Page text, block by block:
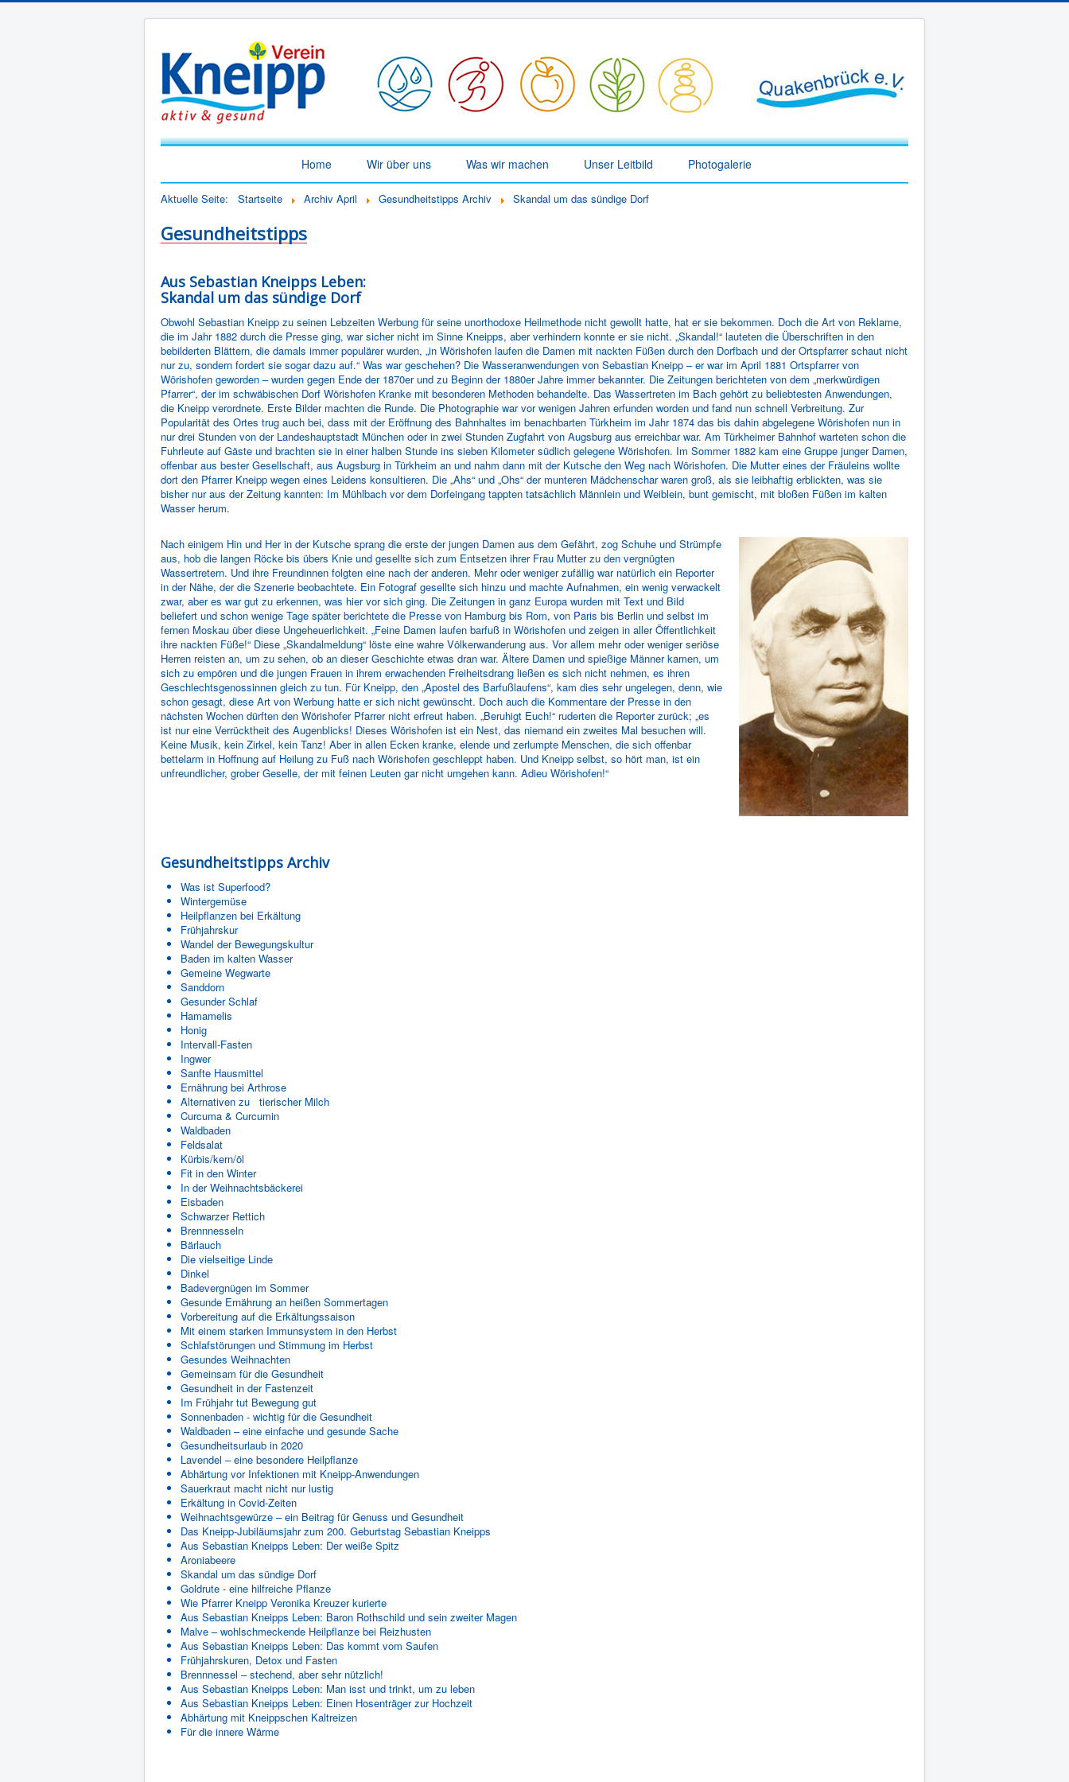
Home Wir über uns Was wir machen Unser Leitbild Photogalerie
Aktuelle Seite: Startseite Archiv April Gesundheitstipps Archiv Skandal um das sündige Dorf
Gesundheitstipps
Aus Sebastian Kneipps Leben:
Skandal um das sündige Dorf
Obwohl Sebastian Kneipp zu seinen Lebzeiten Werbung für seine unorthodoxe Heilmethode nicht gewollt hatte, hat er sie bekommen. Doch die Art von Reklame,
die im Jahr 1882 durch die Presse ging, war sicher nicht im Sinne Kneipps, aber verhindern konnte er sie nicht. „Skandal!“ lauteten die Überschriften in den
bebilderten Blättern, die damals immer populärer wurden, „in Wörishofen laufen die Damen mit nackten Füßen durch den Dorfbach und der Ortspfarrer schaut nicht
nur zu, sondern fordert sie sogar dazu auf.“ Was war geschehen? Die Wasseranwendungen von Sebastian Kneipp – er war im April 1881 Ortspfarrer von
Wörishofen geworden – wurden gegen Ende der 1870er und zu Beginn der 1880er Jahre immer bekannter. Die Zeitungen berichteten von dem „merkwürdigen
Pfarrer“, der im schwäbischen Dorf Wörishofen Kranke mit besonderen Methoden behandelte. Das Wassertreten im Bach gehört zu beliebtesten Anwendungen,
die Kneipp verordnete. Erste Bilder machten die Runde. Die Photographie war vor wenigen Jahren erfunden worden und fand nun schnell Verbreitung. Zur
Popularität des Ortes trug auch bei, dass mit der Eröffnung des Bahnhaltes im benachbarten Türkheim im Jahr 1874 das bis dahin abgelegene Wörishofen nun in
nur drei Stunden von der Landeshauptstadt München oder in zwei Stunden Zugfahrt von Augsburg aus erreichbar war. Am Türkheimer Bahnhof warteten schon die
Fuhrleute auf Gäste und brachten sie in einer halben Stunde ins sieben Kilometer südlich gelegene Wörishofen. Im Sommer 1882 kam eine Gruppe junger Damen,
offenbar aus bester Gesellschaft, aus Augsburg in Türkheim an und nahm dann mit der Kutsche den Weg nach Wörishofen. Die Mutter eines der Fräuleins wollte
dort den Pfarrer Kneipp wegen eines Leidens konsultieren. Die „Ahs“ und „Ohs“ der munteren Mädchenschar waren groß, als sie leibhaftig erblickten, was sie
bisher nur aus der Zeitung kannten: Im Mühlbach vor dem Dorfeingang tappten tatsächlich Männlein und Weiblein, bunt gemischt, mit bloßen Füßen im kalten
Wasser herum.
Nach einigem Hin und Her in der Kutsche sprang die erste der jungen Damen aus dem Gefährt, zog Schuhe und Strümpfe
aus, hob die langen Röcke bis übers Knie und gesellte sich zum Entsetzen ihrer Frau Mutter zu den vergnügten
Wassertretern. Und ihre Freundinnen folgten eine nach der anderen. Mehr oder weniger zufällig war natürlich ein Reporter
in der Nähe, der die Szenerie beobachtete. Ein Fotograf gesellte sich hinzu und machte Aufnahmen, ein wenig verwackelt
zwar, aber es war gut zu erkennen, was hier vor sich ging. Die Zeitungen in ganz Europa wurden mit Text und Bild
beliefert und schon wenige Tage später berichtete die Presse von Hamburg bis Rom, von Paris bis Berlin und selbst im
fernen Moskau über diese Ungeheuerlichkeit. „Feine Damen laufen barfuß in Wörishofen und zeigen in aller Öffentlichkeit
ihre nackten Füße!“ Diese „Skandalmeldung“ löste eine wahre Völkerwanderung aus. Vor allem mehr oder weniger seriöse
Herren reisten an, um zu sehen, ob an dieser Geschichte etwas dran war. Ältere Damen und spießige Männer kamen, um
sich zu empören und die jungen Frauen in ihrem erwachenden Freiheitsdrang ließen es sich nicht nehmen, es ihren
Geschlechtsgenossinnen gleich zu tun. Für Kneipp, den „Apostel des Barfußlaufens“, kam dies sehr ungelegen, denn, wie
schon gesagt, diese Art von Werbung hatte er sich nicht gewünscht. Doch auch die Kommentare der Presse in den
nächsten Wochen dürften den Wörishofer Pfarrer nicht erfreut haben. „Beruhigt Euch!“ ruderten die Reporter zurück; „es
ist nur eine Verrücktheit des Augenblicks! Dieses Wörishofen ist ein Nest, das niemand ein zweites Mal besuchen will.
Keine Musik, kein Zirkel, kein Tanz! Aber in allen Ecken kranke, elende und zerlumpte Menschen, die sich offenbar
bettelarm in Hoffnung auf Heilung zu Fuß nach Wörishofen geschleppt haben. Und Kneipp selbst, so hört man, ist ein
unfreundlicher, grober Geselle, der mit feinen Leuten gar nicht umgehen kann. Adieu Wörishofen!“
Gesundheitstipps Archiv
Was ist Superfood?
Wintergemüse
Heilpflanzen bei Erkältung
Frühjahrskur
Wandel der Bewegungskultur
Baden im kalten Wasser
Gemeine Wegwarte
Sanddorn
Gesunder Schlaf
Hamamelis
Honig
Intervall-Fasten
Ingwer
Sanfte Hausmittel
Ernährung bei Arthrose
Alternativen zu tierischer Milch
Curcuma & Curcumin
Waldbaden
Feldsalat
Kürbis/kern/öl
Fit in den Winter
In der Weihnachtsbäckerei
Eisbaden
Schwarzer Rettich
Brennnesseln
Bärlauch
Die vielseitige Linde
Dinkel
Badevergnügen im Sommer
Gesunde Ernährung an heißen Sommertagen
Vorbereitung auf die Erkältungssaison
Mit einem starken Immunsystem in den Herbst
Schlafstörungen und Stimmung im Herbst
Gesundes Weihnachten
Gemeinsam für die Gesundheit
Gesundheit in der Fastenzeit
Im Frühjahr tut Bewegung gut
Sonnenbaden - wichtig für die Gesundheit
Waldbaden – eine einfache und gesunde Sache
Gesundheitsurlaub in 2020
Lavendel – eine besondere Heilpflanze
Abhärtung vor Infektionen mit Kneipp-Anwendungen
Sauerkraut macht nicht nur lustig
Erkältung in Covid-Zeiten
Weihnachtsgewürze – ein Beitrag für Genuss und Gesundheit
Das Kneipp-Jubiläumsjahr zum 200. Geburtstag Sebastian Kneipps
Aus Sebastian Kneipps Leben: Der weiße Spitz
Aroniabeere
Skandal um das sündige Dorf
Goldrute - eine hilfreiche Pflanze
Wie Pfarrer Kneipp Veronika Kreuzer kurierte
Aus Sebastian Kneipps Leben: Baron Rothschild und sein zweiter Magen
Malve – wohlschmeckende Heilpflanze bei Reizhusten
Aus Sebastian Kneipps Leben: Das kommt vom Saufen
Frühjahrskuren, Detox und Fasten
Brennnessel – stechend, aber sehr nützlich!
Aus Sebastian Kneipps Leben: Man isst und trinkt, um zu leben
Aus Sebastian Kneipps Leben: Einen Hosenträger zur Hochzeit
Abhärtung mit Kneippschen Kaltreizen
Für die innere Wärme